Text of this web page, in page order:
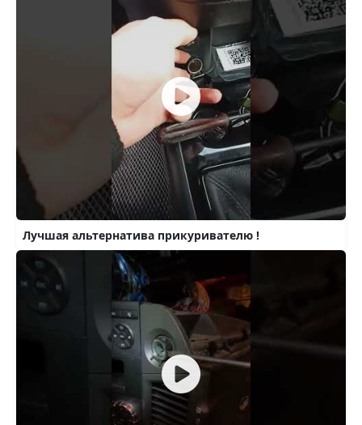
Лучшая альтернатива прикуривателю !